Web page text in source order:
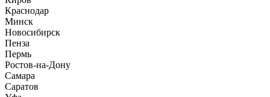
Краснодар
Минск
Новосибирск
Пенза
Пермь
Ростов-на-Дону
Самара
Саратов